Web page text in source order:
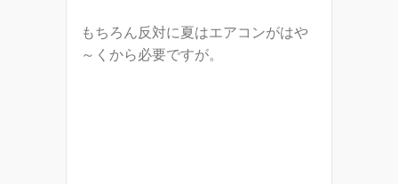
もちろん反対に夏はエアコンがはや
～くから必要ですが。